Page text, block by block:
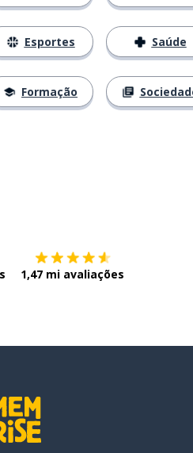
Esportes
Formação
Saúde
1,47 mi avaliações